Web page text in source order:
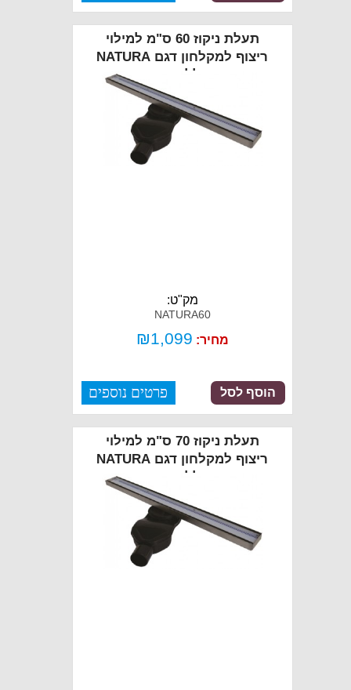
תעלת ניקוז 60 ס"מ למילוי
ריצוף למקלחון דגם NATURA
כולל כיסוי
מק"ט:
NATURA60
מחיר: ₪1,099
פרטים נוספים הוסף לסל
תעלת ניקוז 70 ס"מ למילוי
ריצוף למקלחון דגם NATURA
כולל כיסוי